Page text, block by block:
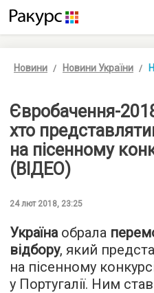
Новини Новини України
Євробачення-
хто
на пісенному
(ВІДЕО)
24 лют 2018, 23:25
Українаобрала
відбору, який
на пісенному
у Португалії. Ним